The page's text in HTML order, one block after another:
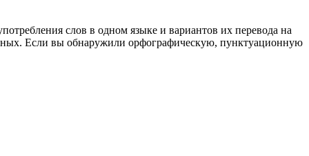
слов в одном языке и вариантов их перевода на
Если вы обнаружили орфографическую, пунктуационную